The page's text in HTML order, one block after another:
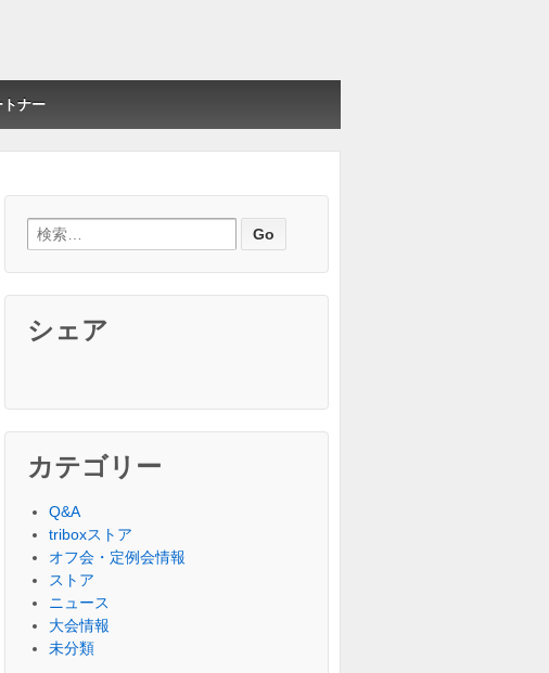
トナー
検索:
シェア
カテゴリー
Q&A
triboxストア
オフ会・定例会情報
ストア
ニュース
大会情報
未分類